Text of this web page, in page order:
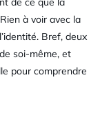
à voir avec la
Bref, deux
soi-même, et
pour comprendre